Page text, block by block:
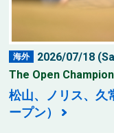
海外
2026/07/18
The Open
松山、ノリス、久
ープン）